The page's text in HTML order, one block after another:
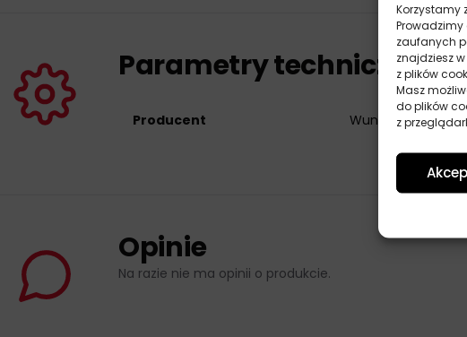
Korzystamy
Prowadzimy
zaufanych
znajdziesz
z plików
Masz
do plików
z
Parametry techniczne
Producent Wunder-Baum
Opinie
Na razie nie ma opinii o produkcie.